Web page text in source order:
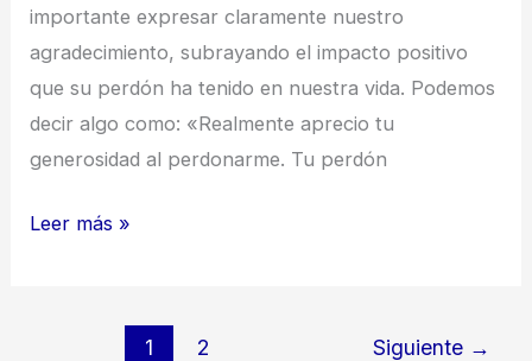
importante expresar claramente nuestro
agradecimiento, subrayando el impacto positivo
que su perdón ha tenido en nuestra vida. Podemos
decir algo como: «Realmente aprecio tu
generosidad al perdonarme. Tu perdón
Agradecimiento
Leer más »
1 2 Siguiente →